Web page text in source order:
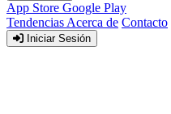
App Store Google Play
Tendencias Acerca de Contacto
Iniciar Sesión